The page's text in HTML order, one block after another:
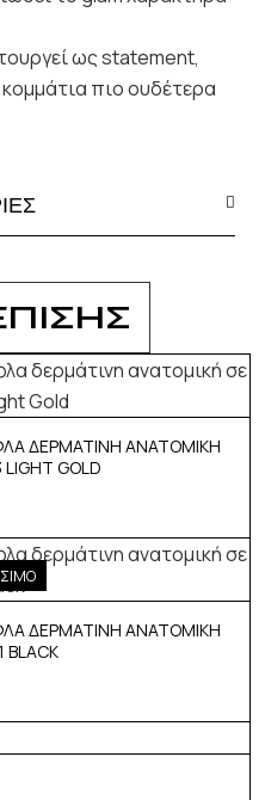
ως statement,
πιο ουδέτερα
ΔΕΡΜΑΤΙΝΗ ΑΝΑΤΟΜΙΚΗ
GOLD
ΔΕΡΜΑΤΙΝΗ ΑΝΑΤΟΜΙΚΗ